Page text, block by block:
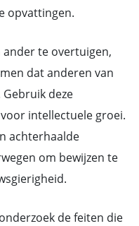
opvattingen.
ander te overtuigen,
dat anderen van
deze
intellectuele groei.
achterhaalde
om bewijzen te
de feiten die